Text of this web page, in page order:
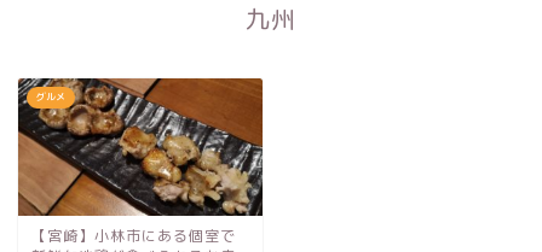
九州
グルメ
【宮崎】小林市にある個室で